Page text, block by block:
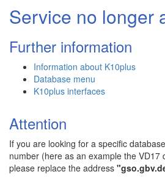
Service no longer
Further information
Information about K10plus
Database menu
K10plus interfaces
Attention
If you are looking for a specific
number (here as an example the VD17
please replace the address